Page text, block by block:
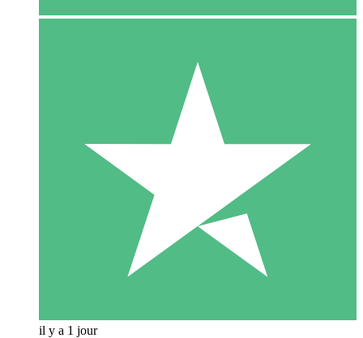
il y a 1 jour